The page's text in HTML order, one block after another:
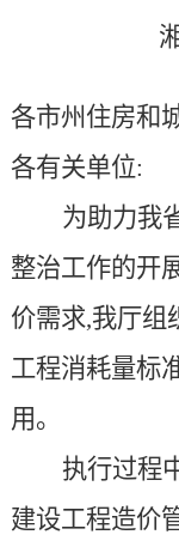
各市州住房和
各有关单位:
为助力我
整治工作的开
价需求,我厅组
工程消耗量标
用。
执行过程
建设工程造价